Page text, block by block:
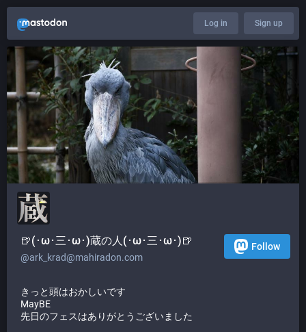
Log in Sign up
🍺(･ω･三･ω･)蔵の人(･ω･三･ω･)🍺
@ark_krad@mahiradon.com
Follow
きっと頭はおかしいです
MayBE
先日のフェスはありがとうございました